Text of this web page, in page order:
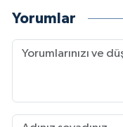
Yorumlar